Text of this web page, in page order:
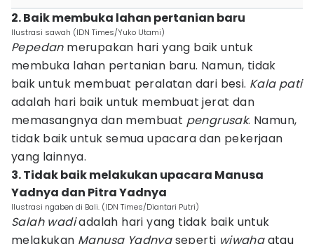
2. Baik membuka lahan pertanian baru
Ilustrasi sawah (IDN Times/Yuko Utami)
Pepedanmerupakan hari yang baik untuk
membuka lahan pertanian baru. Namun, tidak
baik untuk membuat peralatan dari besi. Kala pati
adalah hari baik untuk membuat jerat dan
memasangnya dan membuat pengrusak. Namun,
tidak baik untuk semua upacara dan pekerjaan
yang lainnya.
3. Tidak baik melakukan upacara Manusa
Yadnya dan Pitra Yadnya
Ilustrasi ngaben di Bali. (IDN Times/Diantari Putri)
Salah wadiadalah hari yang tidak baik untuk
melakukan Manusa Yadnyaseperti wiwahaatau